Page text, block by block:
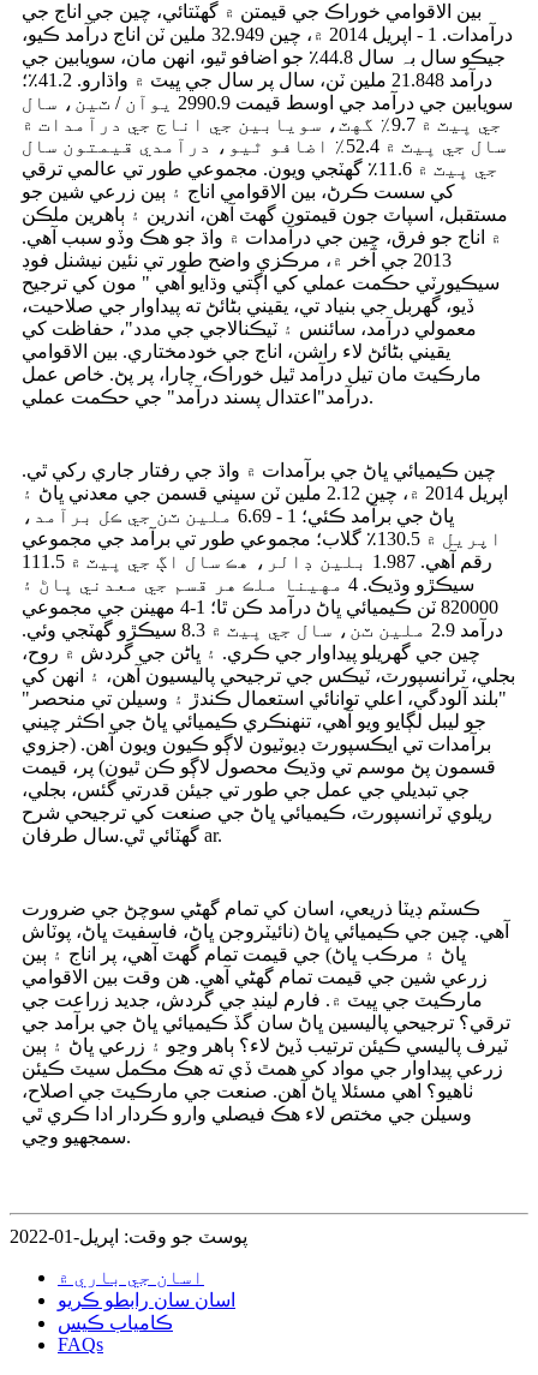
بين الاقوامي خوراڪ جي قيمتن ۾ گھٽتائي، چين جي اناج جي
درآمدات. 1 - اپريل 2014 ۾، چين 32.949 ملين ٽن اناج درآمد ڪيو،
جيڪو سال بہ سال 44.8٪ جو اضافو ٿيو، انھن مان، سويابين جي
درآمد 21.848 ملين ٽن، سال پر سال جي ڀيٽ ۾ واڌارو. 41.2٪؛
سويابين جي درآمد جي اوسط قيمت 2990.9 يوآن / ٽين، سال
جي ڀيٽ ۾ 9.7٪ گهٽ، سويابين جي اناج جي درآمدات ۾
سال جي ڀيٽ ۾ 52.4٪ اضافو ٿيو، درآمدي قيمتون سال
جي ڀيٽ ۾ 11.6٪ گهٽجي ويون. مجموعي طور تي عالمي ترقي
کي سست ڪرڻ، بين الاقوامي اناج ۽ ٻين زرعي شين جو
مستقبل، اسپاٽ جون قيمتون گهٽ آهن، اندرين ۽ ٻاهرين ملڪن
۾ اناج جو فرق، چين جي درآمدات ۾ واڌ جو هڪ وڏو سبب آهي.
2013 جي آخر ۾، مرڪزي واضح طور تي نئين نيشنل فوڊ
سيڪيورٽي حڪمت عملي کي اڳتي وڌايو آهي " مون کي ترجيح
ڏيو، گھربل جي بنياد تي، يقيني بڻائڻ ته پيداوار جي صلاحيت،
معمولي درآمد، سائنس ۽ ٽيڪنالاجي جي مدد"، حفاظت کي
يقيني بڻائڻ لاء راشن، اناج جي خودمختاري. بين الاقوامي
مارڪيٽ مان تيل درآمد ٿيل خوراڪ، چارا، پر پڻ. خاص عمل
درآمد"اعتدال پسند درآمد" جي حڪمت عملي.
چين ڪيميائي ڀاڻ جي برآمدات ۾ واڌ جي رفتار جاري رکي ٿي.
اپريل 2014 ۾، چين 2.12 ملين ٽن سڀني قسمن جي معدني ڀاڻ ۽
ڀاڻ جي برآمد ڪئي؛ 1 - 6.69 ملين ٽن جي ڪل برآمد،
اپريل ۾ 130.5٪ گلاب؛ مجموعي طور تي برآمد جي مجموعي
رقم آهي. 1.987 بلين ڊالر، هڪ سال اڳ جي ڀيٽ ۾ 111.5
سيڪڙو وڌيڪ. 4 مهينا ملڪ هر قسم جي معدني ڀاڻ ۽
820000 ٽن ڪيميائي ڀاڻ درآمد ڪن ٿا؛ 1-4 مهينن جي مجموعي
درآمد 2.9 ملين ٽن، سال جي ڀيٽ ۾ 8.3 سيڪڙو گهٽجي وئي.
چين جي گهريلو پيداوار جي ڪري. ۽ ڀاڻن جي گردش ۾ روح،
بجلي، ٽرانسپورٽ، ٽيڪس جي ترجيحي پاليسيون آهن، ۽ انهن کي
"بلند آلودگي، اعلي توانائي استعمال ڪندڙ ۽ وسيلن تي منحصر"
جو ليبل لڳايو ويو آهي، تنهنڪري ڪيميائي ڀاڻ جي اڪثر چيني
برآمدات تي ايڪسپورٽ ڊيوٽيون لاڳو ڪيون ويون آهن. (جزوي
قسمون پڻ موسم تي وڌيڪ محصول لاڳو ڪن ٿيون) پر، قيمت
جي تبديلي جي عمل جي طور تي جيئن قدرتي گئس، بجلي،
ريلوي ٽرانسپورٽ، ڪيميائي ڀاڻ جي صنعت کي ترجيحي شرح
گھٽائي ٿي.سال طرفان ar.
ڪسٽم ڊيٽا ذريعي، اسان کي تمام گهڻي سوچڻ جي ضرورت
آهي. چين جي ڪيميائي ڀاڻ (نائيٽروجن ڀاڻ، فاسفيٽ ڀاڻ، پوٽاش
ڀاڻ ۽ مرڪب ڀاڻ) جي قيمت تمام گهٽ آهي، پر اناج ۽ ٻين
زرعي شين جي قيمت تمام گهڻي آهي. هن وقت بين الاقوامي
مارڪيٽ جي ڀيٽ ۾. فارم لينڊ جي گردش، جديد زراعت جي
ترقي؟ ترجيحي پاليسين ڀاڻ سان گڏ ڪيميائي ڀاڻ جي برآمد جي
ٽيرف پاليسي ڪيئن ترتيب ڏيڻ لاء؟ ٻاهر وڃو ۽ زرعي ڀاڻ ۽ ٻين
زرعي پيداوار جي مواد کي همٿ ڏي ته هڪ مڪمل سيٽ ڪيئن
ٺاهيو؟ اهي مسئلا ڀاڻ آهن. صنعت جي مارڪيٽ جي اصلاح،
وسيلن جي مختص لاء هڪ فيصلي وارو ڪردار ادا ڪري ٿي
سمجهيو وڃي.
پوسٽ جو وقت: اپريل-01-2022
اسان جي باري ۾
اسان سان رابطو ڪريو
ڪامياب ڪيس
FAQs